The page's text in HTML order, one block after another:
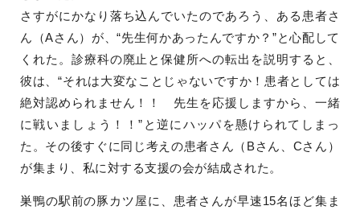
さすがにかなり落ち込んでいたのであろう、ある患者さ
ん（Aさん）が、“先生何かあったんですか？”と心配して
くれた。診療科の廃止と保健所への転出を説明すると、
彼は、“それは大変なことじゃないですか！患者としては
絶対認められません！！ 先生を応援しますから、一緒
に戦いましょう！！”と逆にハッパを懸けられてしまっ
た。その後すぐに同じ考えの患者さん（Bさん、Cさん）
が集まり、私に対する支援の会が結成された。
巣鴨の駅前の豚カツ屋に、患者さんが早速15名ほど集ま